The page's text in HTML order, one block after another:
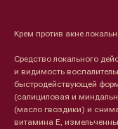
Крем против акне
Средство локального
и видимость
быстродействующей
(салициловая и
(масло гвоздики) и
витамина Е,